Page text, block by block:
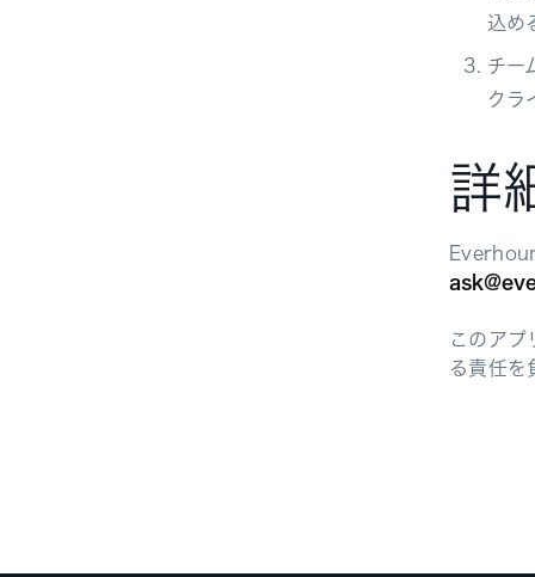
込め
チー
クラ
詳
このアプ
る責任を